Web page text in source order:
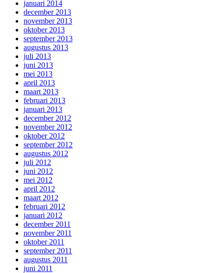
januari 2014
december 2013
november 2013
oktober 2013
september 2013
augustus 2013
juli 2013
juni 2013
mei 2013
april 2013
maart 2013
februari 2013
januari 2013
december 2012
november 2012
oktober 2012
september 2012
augustus 2012
juli 2012
juni 2012
mei 2012
april 2012
maart 2012
februari 2012
januari 2012
december 2011
november 2011
oktober 2011
september 2011
augustus 2011
juni 2011